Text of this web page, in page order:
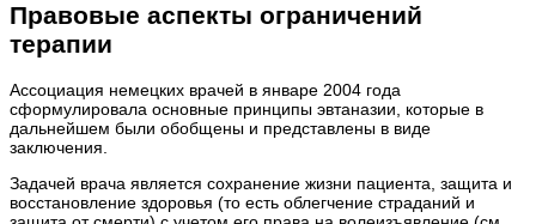
Правовые аспекты ограничений
терапии
Ассоциация немецких врачей в январе 2004 года
сформулировала основные принципы эвтаназии, которые в
дальнейшем были обобщены и представлены в виде
заключения.
Задачей врача является сохранение жизни пациента, защита и
восстановление здоровья (то есть облегчение страданий и